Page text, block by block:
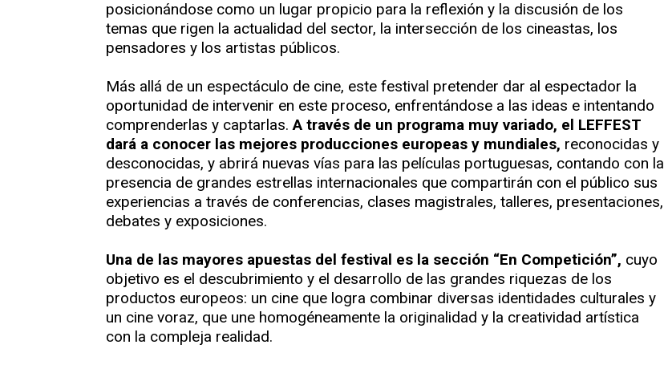
posicionándose como un lugar propicio para la reflexión y la discusión de los
temas que rigen la actualidad del sector, la intersección de los cineastas, los
pensadores y los artistas públicos.
Más allá de un espectáculo de cine, este festival pretender dar al espectador la
oportunidad de intervenir en este proceso, enfrentándose a las ideas e intentando
comprenderlas y captarlas. A través de un programa muy variado, el LEFFEST
dará a conocer las mejores producciones europeas y mundiales, reconocidas y
desconocidas, y abrirá nuevas vías para las películas portuguesas, contando con la
presencia de grandes estrellas internacionales que compartirán con el público sus
experiencias a través de conferencias, clases magistrales, talleres, presentaciones,
debates y exposiciones.
Una de las mayores apuestas del festival es la sección “En Competición”, cuyo
objetivo es el descubrimiento y el desarrollo de las grandes riquezas de los
productos europeos: un cine que logra combinar diversas identidades culturales y
un cine voraz, que une homogéneamente la originalidad y la creatividad artística
con la compleja realidad.